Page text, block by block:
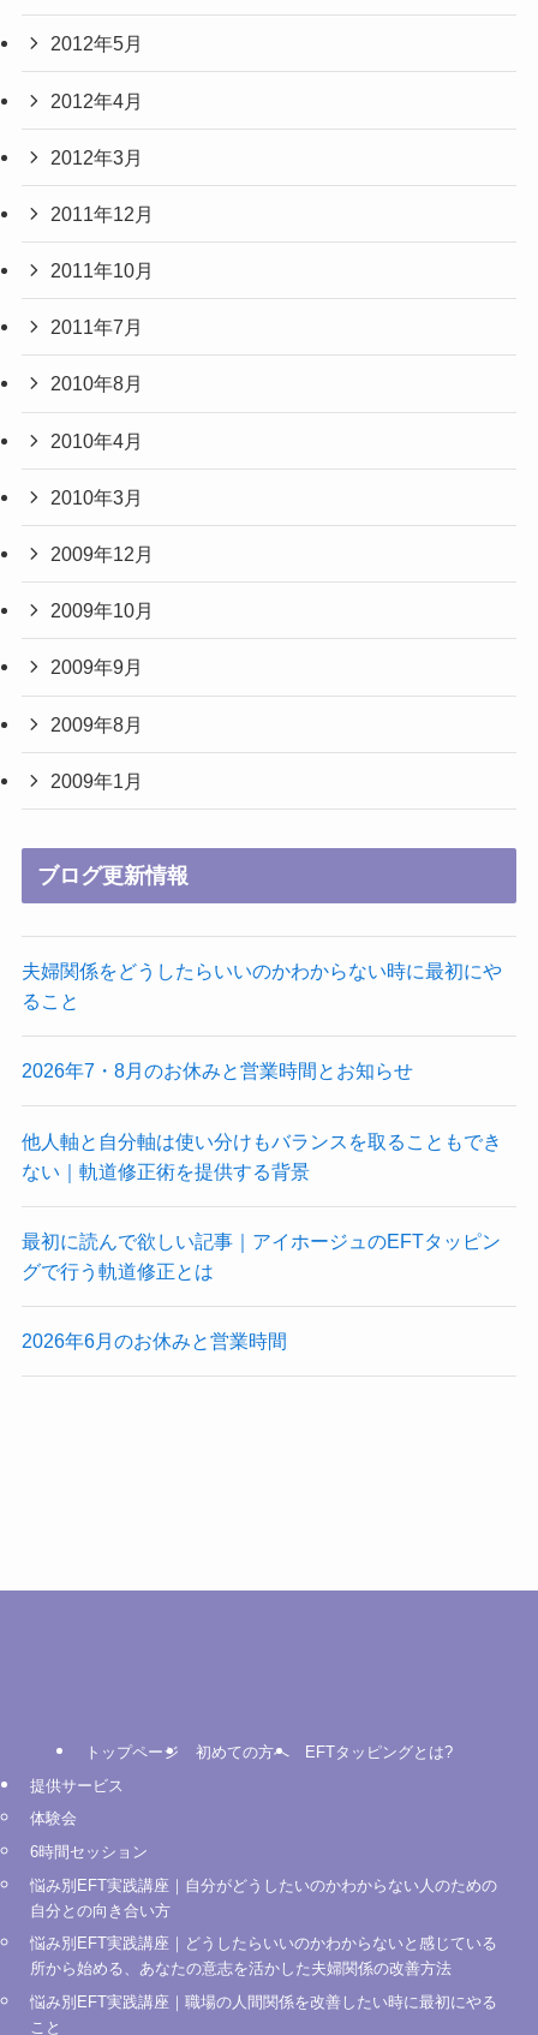
2012年5月
2012年4月
2012年3月
2011年12月
2011年10月
2011年7月
2010年8月
2010年4月
2010年3月
2009年12月
2009年10月
2009年9月
2009年8月
2009年1月
ブログ更新情報
夫婦関係をどうしたらいいのかわからない時に最初にや
ること
2026年7・8月のお休みと営業時間とお知らせ
他人軸と自分軸は使い分けもバランスを取ることもでき
ない｜軌道修正術を提供する背景
最初に読んで欲しい記事｜アイホージュのEFTタッピン
グで行う軌道修正とは
2026年6月のお休みと営業時間
トップページ 初めての方へ
EFTタッピングとは?
提供サービス
体験会
6時間セッション
悩み別EFT実践講座｜自分がどうしたいのかわからない人のための
自分との向き合い方
悩み別EFT実践講座｜どうしたらいいのかわからないと感じている
所から始める、あなたの意志を活かした夫婦関係の改善方法
悩み別EFT実践講座｜職場の人間関係を改善したい時に最初にやる
こと